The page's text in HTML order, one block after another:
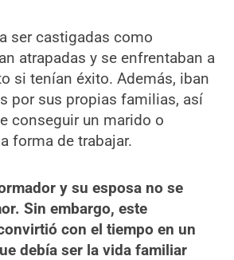
ser castigadas como
atrapadas y se enfrentaban a
si tenían éxito. Además, iban
por sus propias familias, así
conseguir un marido o
forma de trabajar.
y su esposa no se
Sin embargo, este
con el tiempo en un
debía ser la vida familiar